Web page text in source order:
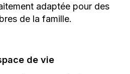
adaptée pour des
de la famille.
de vie